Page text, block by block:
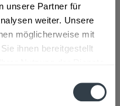
unsere Partner für
weiter. Unsere
möglicherweise mit
ihnen bereitgestellt
Produkt: "Ausgeprägt